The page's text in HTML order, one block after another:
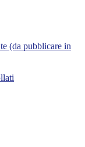
(da pubblicare in